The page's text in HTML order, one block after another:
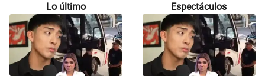
Lo último Espectáculos